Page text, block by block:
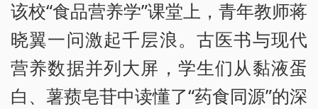
该校“食品营养学”课堂上，青年教师蒋
晓翼一问激起千层浪。古医书与现代
营养数据并列大屏，学生们从黏液蛋
白、薯蓣皂苷中读懂了“药食同源”的深